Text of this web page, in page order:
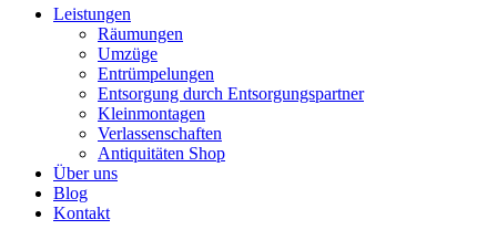
Leistungen
Räumungen
Umzüge
Entrümpelungen
Entsorgung durch Entsorgungspartner
Kleinmontagen
Verlassenschaften
Antiquitäten Shop
Über uns
Blog
Kontakt